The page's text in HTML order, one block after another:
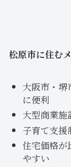
松原市に住む
大阪市・堺
に便利
大型商業施
子育て支援
住宅価格が
やすい